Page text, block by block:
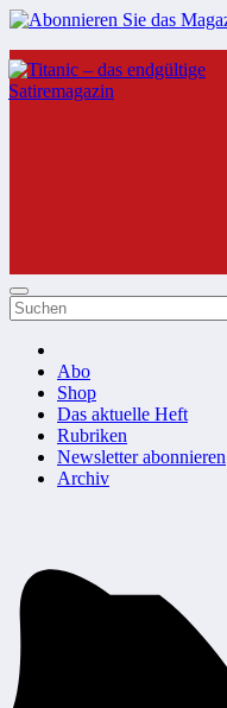
Zum
Inhalt
springen
Abo
Shop
Das aktuelle Heft
Rubriken
Newsletter abonnieren
Archiv